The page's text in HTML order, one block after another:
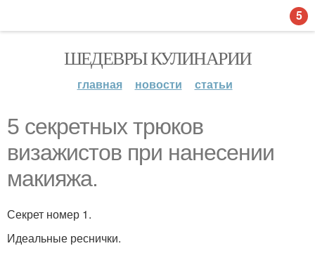
ШЕДЕВРЫ КУЛИНАРИИ
главная новости статьи
5 секретных трюков
визажистов при нанесении
макияжа.
Секрет номер 1.
Идеальные реснички.
5